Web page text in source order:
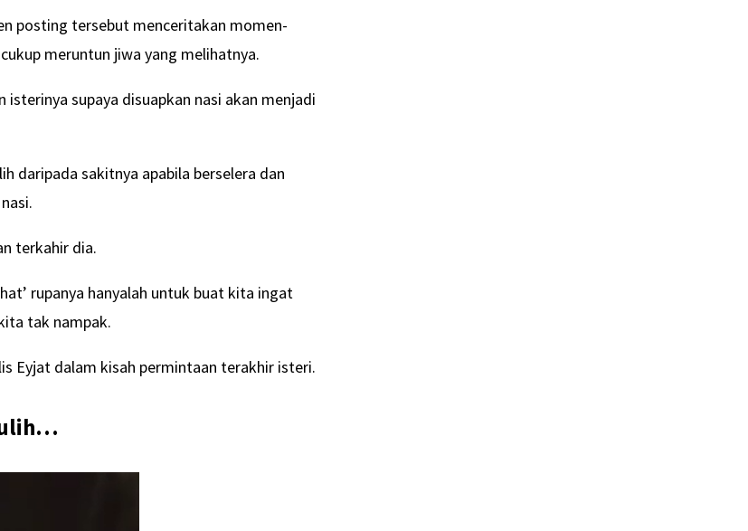
posting tersebut menceritakan momen-
meruntun jiwa yang melihatnya.
supaya disuapkan nasi akan menjadi
daripada sakitnya apabila berselera dan
terkahir dia.
rupanya hanyalah untuk buat kita ingat
tak nampak.
Eyjat dalam kisah permintaan terakhir isteri.